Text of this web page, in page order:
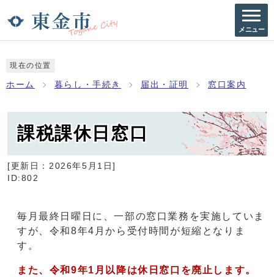
メニュー
現在の位置
ホーム 暮らし・手続き 届出・証明 窓口案内
課税課休日窓口
[更新日： 2026年5月1日]
ID:802
毎月最終日曜日に、一部の窓口業務を実施していま
すが、令和8年4月から受付時間が短縮となりま
す。
また、令和9年1月以降は休日窓口を廃止します。